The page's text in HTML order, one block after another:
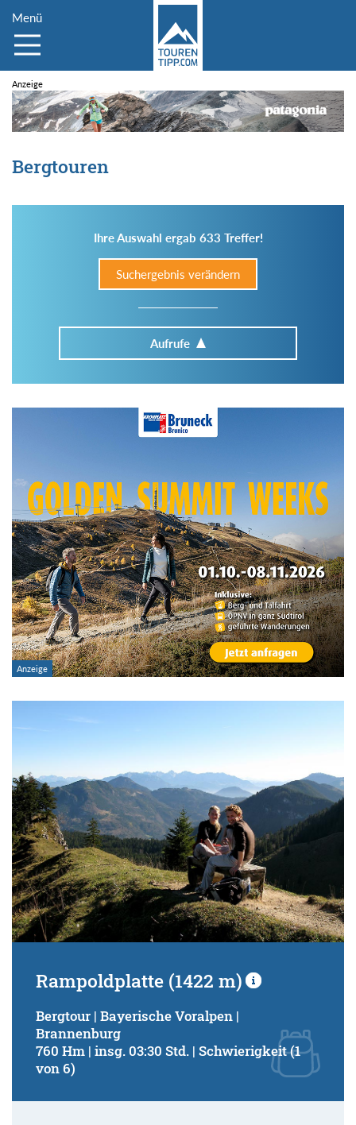
Menü
Bergtouren
Ihre Auswahl ergab 633 Treffer!
Suchergebnis verändern
Aufrufe
Im Tourenarchiv suchen
Region:
Gebirge:
Art der Tour:
Kondition (Tourdauer):
von
Suchbegriff:
Rampoldplatte (1422 m)
Bergtour | Bayerische Voralpen |
Brannenburg
760 Hm | insg. 03:30 Std. | Schwierigkeit (1
von 6)